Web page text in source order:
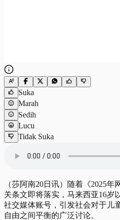
Suka
Marah
Sedih
Lucu
Tidak Suka
（莎阿南20日讯）随着《2025
关条文即将落实，马来西亚16岁
社交媒体账号，引发社会对于儿
自由之间平衡的广泛讨论。